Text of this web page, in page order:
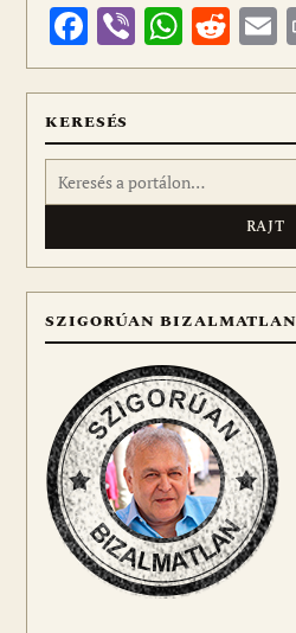
Facebook
Viber
KERESÉS
Keresés:
SZIGORÚAN BIZALMATLAN